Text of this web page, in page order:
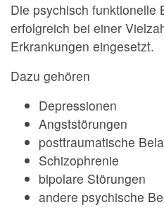
Die psychisch funktionelle
erfolgreich bei einer
Erkrankungen eingesetzt.
Dazu gehören
Depressionen
Angststörungen
posttraumatische
Schizophrenie
bipolare Störungen
andere psychische